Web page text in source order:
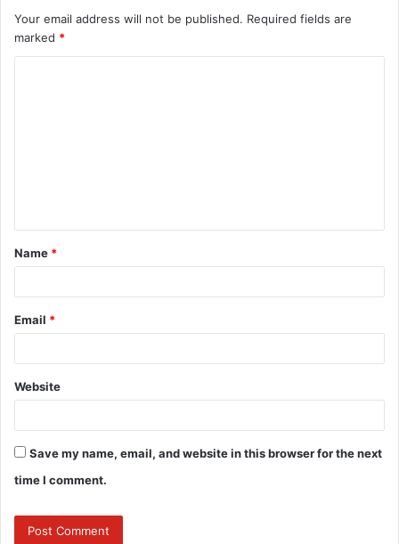
Your email address will not be published. Required fields are
marked *
t
*
Name *
Email *
Website
Save my name, email, and website in this browser for the next
time I comment.